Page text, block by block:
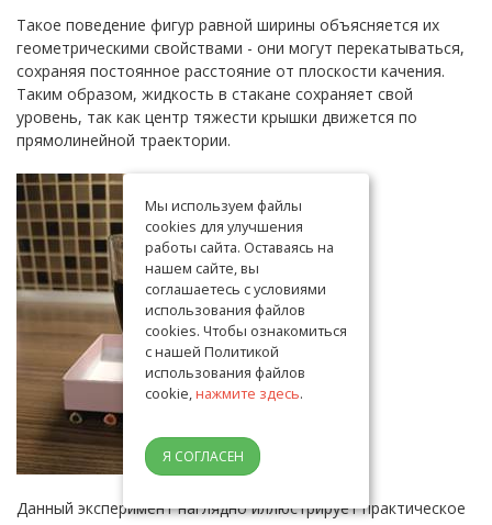
Такое поведение фигур равной ширины объясняется их
геометрическими свойствами - они могут перекатываться,
сохраняя постоянное расстояние от плоскости качения.
Таким образом, жидкость в стакане сохраняет свой
уровень, так как центр тяжести крышки движется по
прямолинейной траектории.
Данный эксперимент наглядно иллюстрирует практическое
Мы используем файлы
cookies для улучшения
работы сайта. Оставаясь на
нашем сайте, вы
соглашаетесь с условиями
использования файлов
cookies. Чтобы ознакомиться
с нашей Политикой
использования файлов
cookie,нажмите здесь.
Я СОГЛАСЕН